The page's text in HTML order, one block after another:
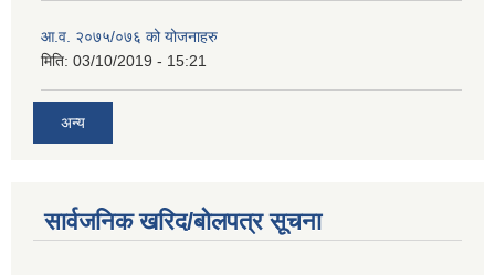
आ.व. २०७५/०७६ को योजनाहरु
मिति: 03/10/2019 - 15:21
अन्य
सार्वजनिक खरिद/बोलपत्र सूचना